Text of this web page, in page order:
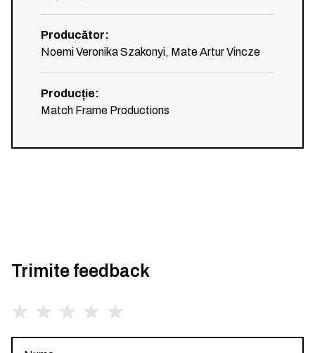
Producător:
Noemi Veronika Szakonyi, Mate Artur Vincze
Producție:
Match Frame Productions
Trimite feedback